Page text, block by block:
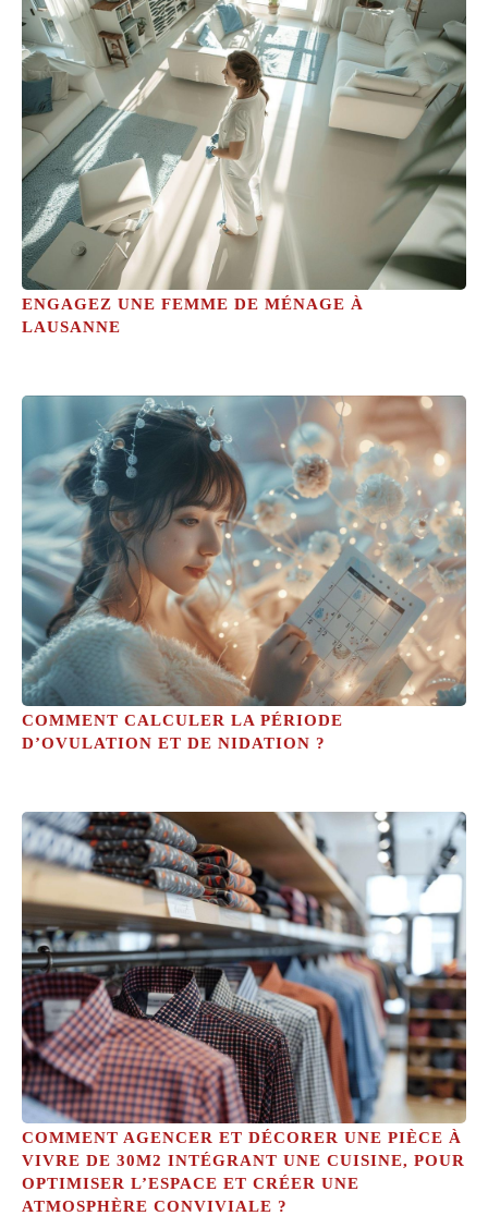
ENGAGEZ UNE FEMME DE MÉNAGE À
LAUSANNE
COMMENT CALCULER LA PÉRIODE
D’OVULATION ET DE NIDATION ?
COMMENT AGENCER ET DÉCORER UNE PIÈCE À
VIVRE DE 30M2 INTÉGRANT UNE CUISINE, POUR
OPTIMISER L’ESPACE ET CRÉER UNE
ATMOSPHÈRE CONVIVIALE ?